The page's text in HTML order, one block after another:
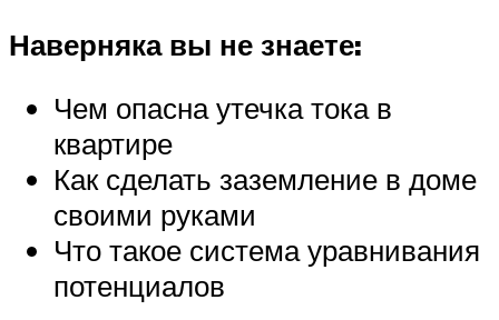
Наверняка вы не знаете:
Чем опасна утечка тока в
квартире
Как сделать заземление в доме
своими руками
Что такое система уравнивания
потенциалов